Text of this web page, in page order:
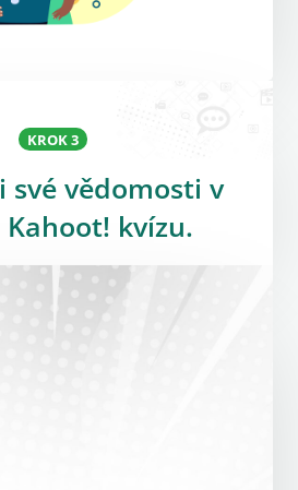
KROK 3
své vědomosti v
Kahoot! kvízu.